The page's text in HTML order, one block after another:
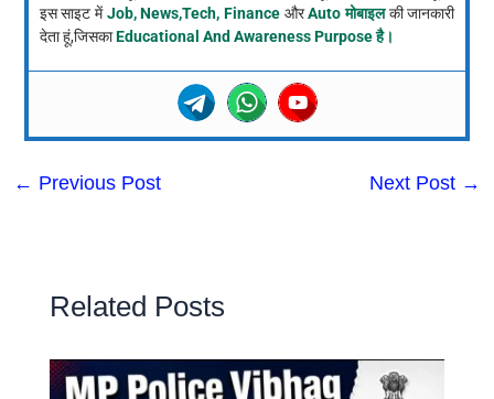
इस साइट मेंJob, News,Tech, Finance औरAuto मोबाइलकी जानकारी
देता हूं,जिसकाEducational And Awareness Purpose है।
← Previous Post Next Post →
Related Posts